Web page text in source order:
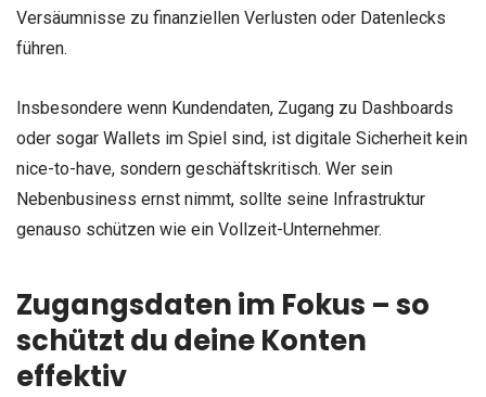
Versäumnisse zu finanziellen Verlusten oder Datenlecks
führen.
Insbesondere wenn Kundendaten, Zugang zu Dashboards
oder sogar Wallets im Spiel sind, ist digitale Sicherheit kein
nice-to-have, sondern geschäftskritisch. Wer sein
Nebenbusiness ernst nimmt, sollte seine Infrastruktur
genauso schützen wie ein Vollzeit-Unternehmer.
Zugangsdaten im Fokus – so
schützt du deine Konten
effektiv